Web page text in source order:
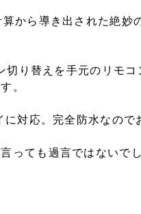
から導き出された絶妙
り替えを手元のリモ
。
対応。完全防水なので
っても過言ではないでし